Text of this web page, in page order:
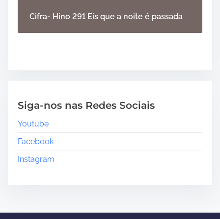
Cifra- Hino 291 Eis que a noite é passada
Siga-nos nas Redes Sociais
Youtube
Facebook
Instagram